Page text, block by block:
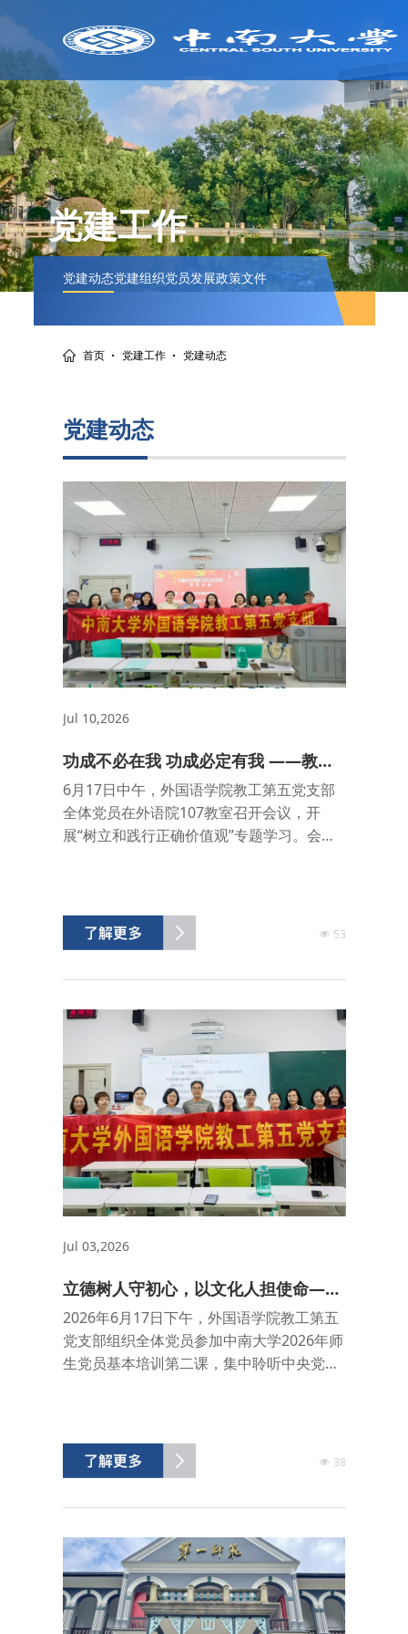
党建工作
首页 · 党建工作 · 党建动态
党建动态党建组织党员发展政策文件
党建动态
Jul 10,2026
功成不必在我 功成必定有我 ——教工
第五党支部开展树立和践行正确政绩观
专题学习
6月17日中午，外国语学院教工第五党支部
全体党员在外语院107教室召开会议，开
展“树立和践行正确价值观”专题学习。会议
员要以严肃认真的态度对待每一次党建活
动；要严格遵守组织纪律和活动纪律，做到
识、工作态度、素质意...
53
Jul 03,2026
立德树人守初心，以文化人担使命——
外国语学院教工第五党支部开展师生党
员基本培训第二课课后研讨
2026年6月17日下午，外国语学院教工第五
党支部组织全体党员参加中南大学2026年师
生党员基本培训第二课，集中聆听中央党校
体党员紧扣“立德树人，以文化人：教师党员
如何将文化自信融入教书育人全过程”主题，
生”的文化内涵...
38